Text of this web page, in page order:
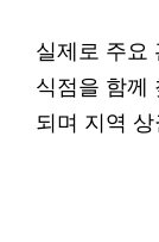
실제로 주요
식점을 함께
되며 지역